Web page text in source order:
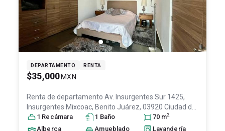
DEPARTAMENTO RENTA
$35,000 MXN
Renta de departamento Av. Insurgentes Sur 1425,
Insurgentes Mixcoac, Benito Juárez, 03920 Ciudad de
México, CDMX #1425, Col. Insurgentes Mixcoac,
Benito Juárez
, DF / CDMX, México , C.P. 03920, ID:
1 Recámara 1 Baño 70 m2
Alberca Amueblado Lavandería